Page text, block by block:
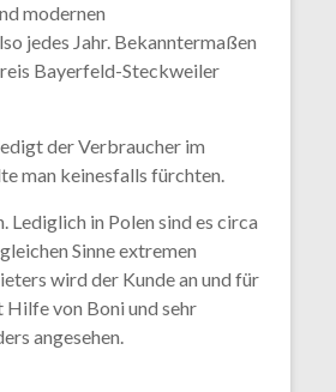
modernen
jedes Jahr. Bekanntermaßen
Bayerfeld-Steckweiler
der Verbraucher im
man keinesfalls fürchten.
in Polen sind es circa
Sinne extremen
wird der Kunde an und für
Hilfe von Boni und sehr
angesehen.